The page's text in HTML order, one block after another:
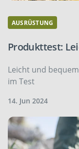
AUSRÜSTUNG
Produkttest:
Leicht und
im Test
14. Jun 2024